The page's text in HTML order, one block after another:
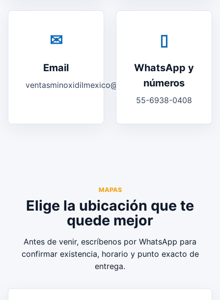
✉
Email
ventasminoxidilmexico@gmail.com
▯
WhatsApp y
números
55-6938-0408
MAPAS
Elige la ubicación que te
quede mejor
Antes de venir, escríbenos por WhatsApp para
confirmar existencia, horario y punto exacto de
entrega.